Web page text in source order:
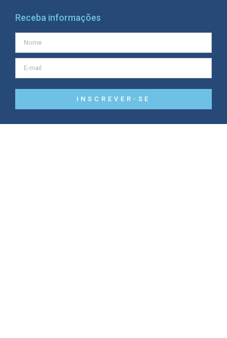
Receba informações
INSCREVER-SE